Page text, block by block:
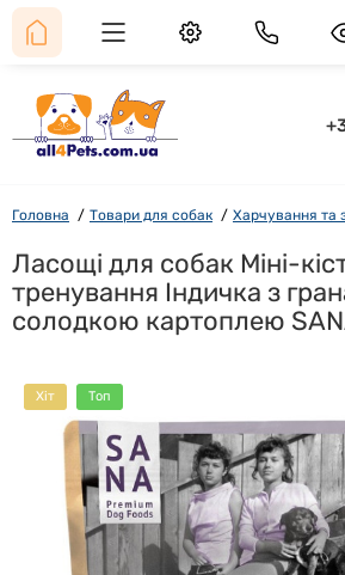
Головна Товари для собак Харчування та
Ласощі для собак Міні-
тренування Індичка з
солодкою картоплею
Хіт Топ